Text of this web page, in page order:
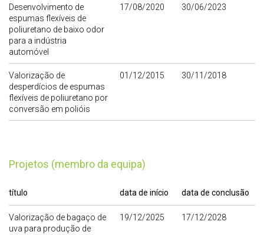
Desenvolvimento de
espumas flexíveis de
poliuretano de baixo odor
para a indústria
automóvel
17/08/2020 30/06/2023
Valorização de
desperdícios de espumas
flexíveis de poliuretano por
conversão em polióis
01/12/2015 30/11/2018
Projetos (membro da equipa)
título data de início data de conclusão
Valorização de bagaço de
uva para produção de
19/12/2025 17/12/2028